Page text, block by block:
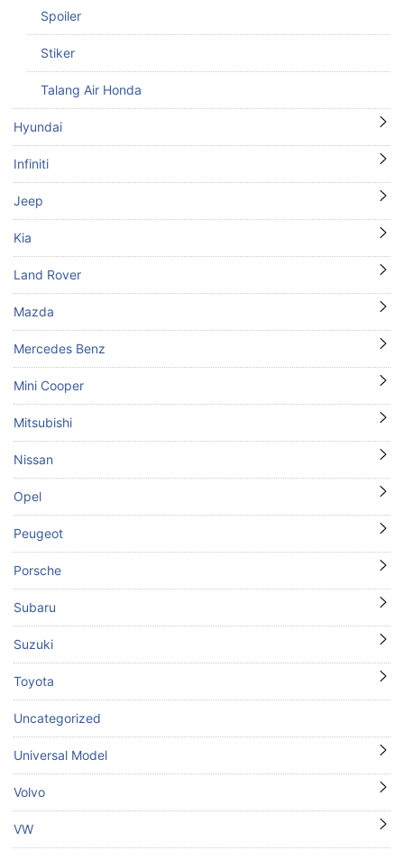
Spoiler
Stiker
Talang Air Honda
Hyundai
Infiniti
Jeep
Kia
Land Rover
Mazda
Mercedes Benz
Mini Cooper
Mitsubishi
Nissan
Opel
Peugeot
Porsche
Subaru
Suzuki
Toyota
Uncategorized
Universal Model
Volvo
VW